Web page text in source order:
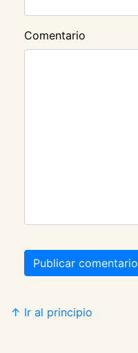
Comentario
Publicar comentario
↑ Ir al principio